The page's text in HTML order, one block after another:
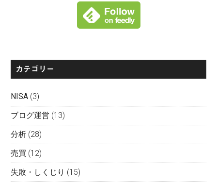
カテゴリー
NISA (3)
ブログ運営 (13)
分析 (28)
売買 (12)
失敗・しくじり (15)